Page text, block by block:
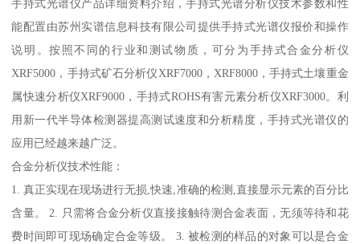
手持式光谱仪产品详细资料介绍，手持式光谱分析仪技术参数和性
能配置由苏州实谱信息科技有限公司提供手持式光谱仪报价和操作
说明。按照不同的行业和测试物质，可分为手持式合金分析仪
XRF5000，手持式矿石分析仪XRF7000，XRF8000，手持式土壤重金
属快速分析仪XRF9000，手持式ROHS有害元素分析仪XRF3000。利
用新一代半导体检测器提高测试速度和分析精度，手持式光谱仪的
应用已经越来越广泛。
合金分析仪技术性能：
1. 真正实现在现场进行无损,快速,准确的检测,直接显示元素的百分比
含量。 2. 只需将合金分析仪直接接触待测合金表面，无须等待和花
费时间即可现场确定合金等级。 3. 被检测的样品的对象可以是合金